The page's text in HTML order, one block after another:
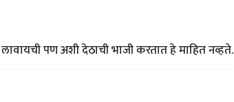
पण अशी देठाची भाजी करतात हे माहित नव्हते.